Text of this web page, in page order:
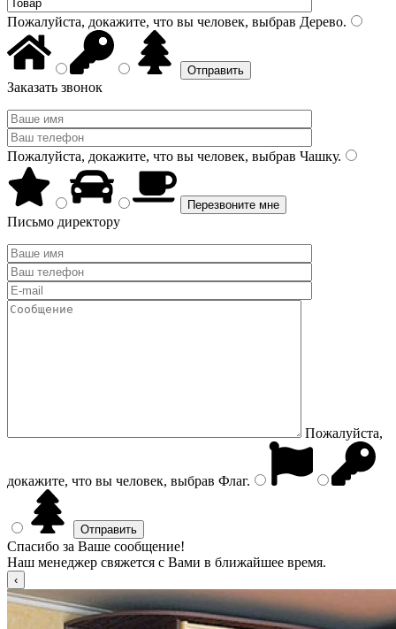
Пожалуйста, докажите, что вы человек, выбрав Дерево.
Заказать звонок
Пожалуйста, докажите, что вы человек, выбрав Чашку.
Письмо директору
Пожалуйста,
докажите, что вы человек, выбрав Флаг.
Спасибо за Ваше сообщение!
Наш менеджер свяжется с Вами в ближайшее время.